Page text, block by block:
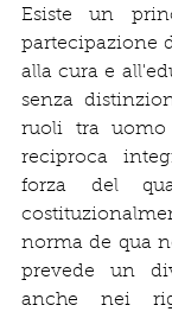
Esiste un
partecipazione
alla cura e
senza
ruoli tra
reciproca
forza del
norma de qua
prevede un
anche nei